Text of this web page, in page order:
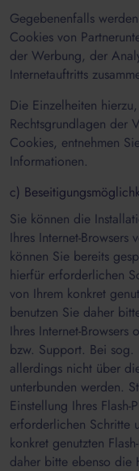
Gegebenenfalls
Cookies von
der Werbung, der
Internetauftritts
Die Einzelheiten
Rechtsgrundlagen der
Cookies, entnehmen
Informationen.
c)
Sie können die
Ihres Internet-
können Sie bereits
hierfür erforderlichen
von Ihrem konkret
benutzen Sie daher
Ihres Internet-
bzw. Support. Bei sog.
allerdings nicht über
unterbunden werden.
Einstellung Ihres
erforderlichen Schritte
konkret genutzten
daher bitte ebenso die